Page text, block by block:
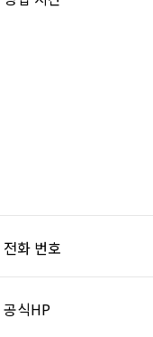
전화 번호
공식HP